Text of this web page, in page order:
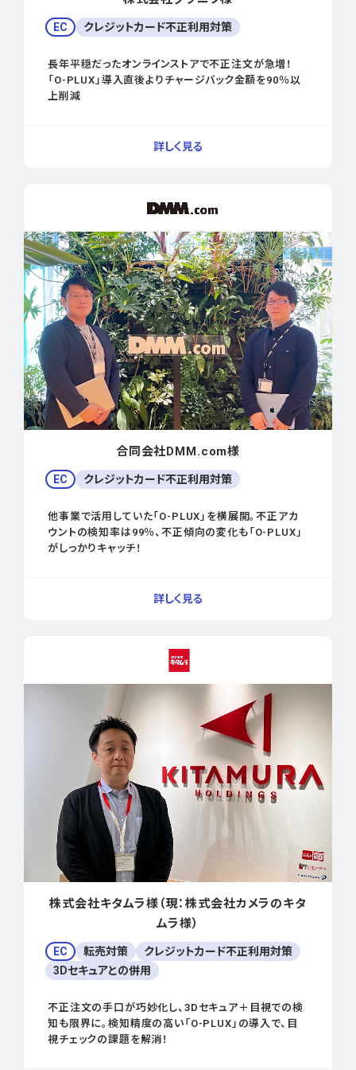
EC クレジットカード不正利用対策
長年平穏だったオンラインストアで不正注文が急増！
「O-PLUX」導入直後よりチャージバック金額を90％以
上削減
合同会社DMM.com様
EC クレジットカード不正利用対策
他事業で活用していた「O-PLUX」を横展開。不正アカ
ウントの検知率は99％、不正傾向の変化も「O-PLUX」
がしっかりキャッチ！
株式会社キタムラ様（現：株式会社カメラのキタ
ムラ様）
EC 転売対策
クレジットカード不正利用対策
3Dセキュアとの併用
不正注文の手口が巧妙化し、3Dセキュア＋目視での検
知も限界に。検知精度の高い「O-PLUX」の導入で、目
視チェックの課題を解消！